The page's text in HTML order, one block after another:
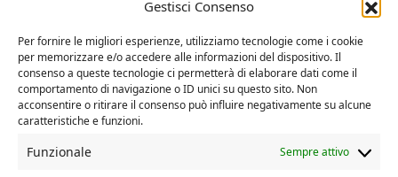
Gestisci Consenso
Per fornire le migliori esperienze, utilizziamo tecnologie come i cookie
per memorizzare e/o accedere alle informazioni del dispositivo. Il
consenso a queste tecnologie ci permetterà di elaborare dati come il
comportamento di navigazione o ID unici su questo sito. Non
acconsentire o ritirare il consenso può influire negativamente su alcune
caratteristiche e funzioni.
Funzionale Sempre attivo
Il tuo messaggio